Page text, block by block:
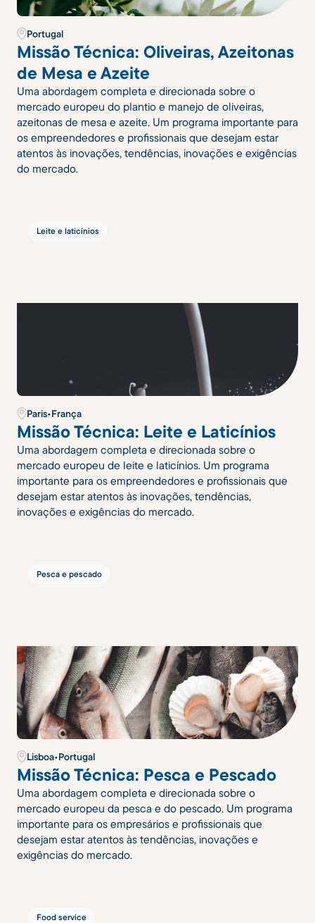
Portugal
Missão Técnica: Oliveiras, Azeitonas
de Mesa e Azeite
Uma abordagem completa e direcionada sobre o
mercado europeu do plantio e manejo de oliveiras,
azeitonas de mesa e azeite. Um programa importante para
os empreendedores e profissionais que desejam estar
atentos às inovações, tendências, inovações e exigências
do mercado.
Leite e laticínios
Paris•França
Missão Técnica: Leite e Laticínios
Uma abordagem completa e direcionada sobre o
mercado europeu de leite e laticínios. Um programa
importante para os empreendedores e profissionais que
desejam estar atentos às inovações, tendências,
inovações e exigências do mercado.
Pesca e pescado
Lisboa•Portugal
Missão Técnica: Pesca e Pescado
Uma abordagem completa e direcionada sobre o
mercado europeu da pesca e do pescado. Um programa
importante para os empresários e profissionais que
desejam estar atentos às tendências, inovações e
exigências do mercado.
Food service